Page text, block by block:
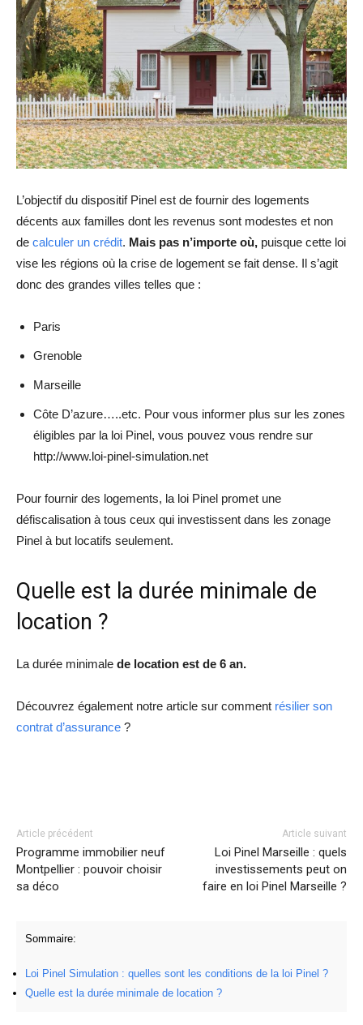
L’objectif du dispositif Pinel est de fournir des logements
décents aux familles dont les revenus sont modestes et non
de calculer un crédit. Mais pas n’importe où, puisque cette loi
vise les régions où la crise de logement se fait dense. Il s’agit
donc des grandes villes telles que :
Paris
Grenoble
Marseille
Côte D’azure…..etc. Pour vous informer plus sur les zones
éligibles par la loi Pinel, vous pouvez vous rendre sur
http://www.loi-pinel-simulation.net
Pour fournir des logements, la loi Pinel promet une
défiscalisation à tous ceux qui investissent dans les zonage
Pinel à but locatifs seulement.
Quelle est la durée minimale de
location ?
La durée minimale de location est de 6 an.
Découvrez également notre article sur comment résilier son
contrat d’assurance ?
Article précédent
Programme immobilier neuf
Montpellier : pouvoir choisir
sa déco
Article suivant
Loi Pinel Marseille : quels
investissements peut on
faire en loi Pinel Marseille ?
Sommaire:
Loi Pinel Simulation : quelles sont les conditions de la loi Pinel ?
Quelle est la durée minimale de location ?